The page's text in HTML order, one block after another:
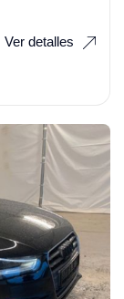
Ver detalles